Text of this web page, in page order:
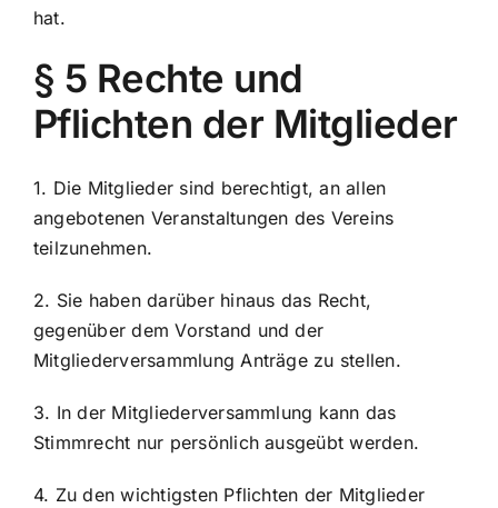
hat.
§ 5 Rechte und
Pflichten der Mitglieder
1. Die Mitglieder sind berechtigt, an allen
angebotenen Veranstaltungen des Vereins
teilzunehmen.
2. Sie haben darüber hinaus das Recht,
gegenüber dem Vorstand und der
Mitgliederversammlung Anträge zu stellen.
3. In der Mitgliederversammlung kann das
Stimmrecht nur persönlich ausgeübt werden.
4. Zu den wichtigsten Pflichten der Mitglieder